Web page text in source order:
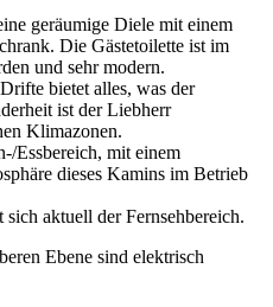
geräumige Diele mit einem
Die Gästetoilette ist im
und sehr modern.
bietet alles, was der
ist der Liebherr
Klimazonen.
Essbereich, mit einem
dieses Kamins im Betrieb
aktuell der Fernsehbereich.
Ebene sind elektrisch